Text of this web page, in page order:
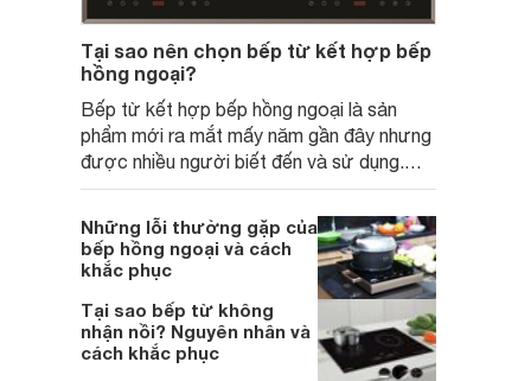
Tại sao nên chọn bếp từ kết hợp bếp
hồng ngoại?
Bếp từ kết hợp bếp hồng ngoại là sản
phẩm mới ra mắt mấy năm gần đây nhưng
được nhiều người biết đến và sử dụng.
Vậy lý do gì mà bạn nên chọn sản phẩm
Những lỗi thường gặp của
bếp hồng ngoại và cách
khắc phục
Tại sao bếp từ không
nhận nồi? Nguyên nhân và
cách khắc phục